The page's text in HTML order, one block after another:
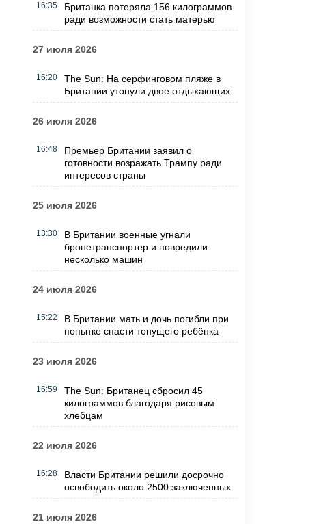
16:35
Британка потеряла 156 килограммов
ради возможности стать матерью
27 июля 2026
16:20
The Sun: На серфинговом пляже в
Британии утонули двое отдыхающих
26 июля 2026
16:48
Премьер Британии заявил о
готовности возражать Трампу ради
интересов страны
25 июля 2026
13:30
В Британии военные угнали
бронетранспортер и повредили
несколько машин
24 июля 2026
15:22
В Британии мать и дочь погибли при
попытке спасти тонущего ребёнка
23 июля 2026
16:59
The Sun: Британец сбросил 45
килограммов благодаря рисовым
хлебцам
22 июля 2026
16:28
Власти Британии решили досрочно
освободить около 2500 заключенных
21 июля 2026